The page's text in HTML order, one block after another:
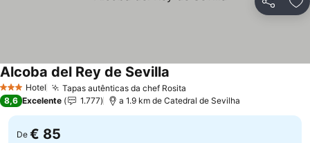
Partilhar
3 EstrelasHotel Tapas autênticas da chef Rosita
Alcoba del Rey de Sevilla
8,6 Excelente 1.777 a 1.9 km de Catedral de Sevilha
De € 85